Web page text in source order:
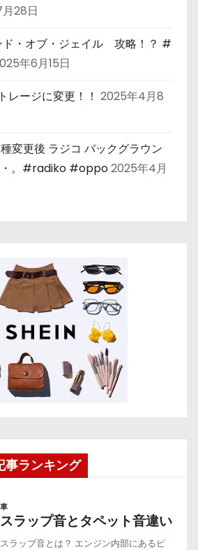
28日
ド・オブ・ジェイル 攻略！？ #
年6月15日
レージに変更！！ 2025年4月8
変更後 ラジコ バックグラウン
・。#radiko #oppo2025年4月
事ランキング